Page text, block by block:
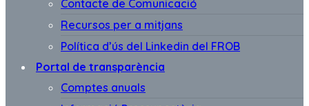
Contacte de Comunicació
Recursos per a mitjans
Política d’ús del Linkedin del FROB
Portal de transparència
Comptes anuals